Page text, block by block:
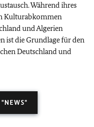
Während ihres
Kulturabkommen
und Algerien
ist die Grundlage für den
Deutschland und